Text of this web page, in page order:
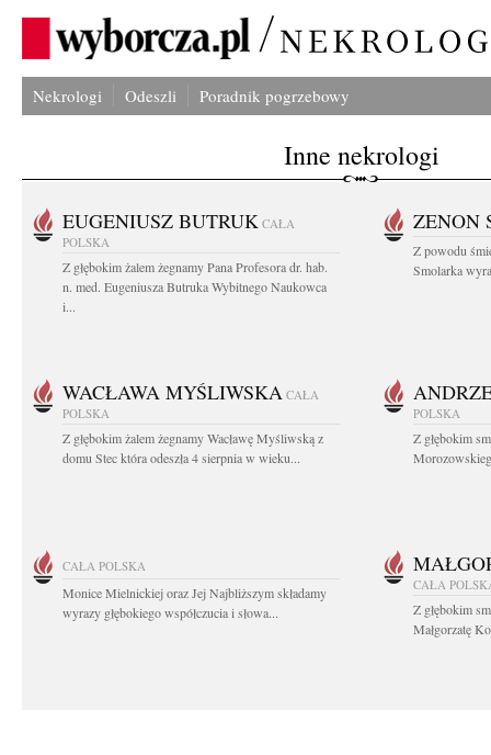
Nekrologi Odeszli Poradnik pogrzebowy
Inne nekrologi
EUGENIUSZ BUTRUK CAŁA
POLSKA
Z głębokim żalem żegnamy Pana Profesora dr. hab.
n. med. Eugeniusza Butruka Wybitnego Naukowca
i...
ZENON
Z powodu
Smolarka
WACŁAWA MYŚLIWSKA CAŁA
POLSKA
Z głębokim żalem żegnamy Wacławę Myśliwską z
domu Stec która odeszła 4 sierpnia w wieku...
POLSKA
Z głębokim
CAŁA POLSKA
Monice Mielnickiej oraz Jej Najbliższym składamy
wyrazy głębokiego współczucia i słowa...
CAŁA
Z głębokim
Małgorzatę